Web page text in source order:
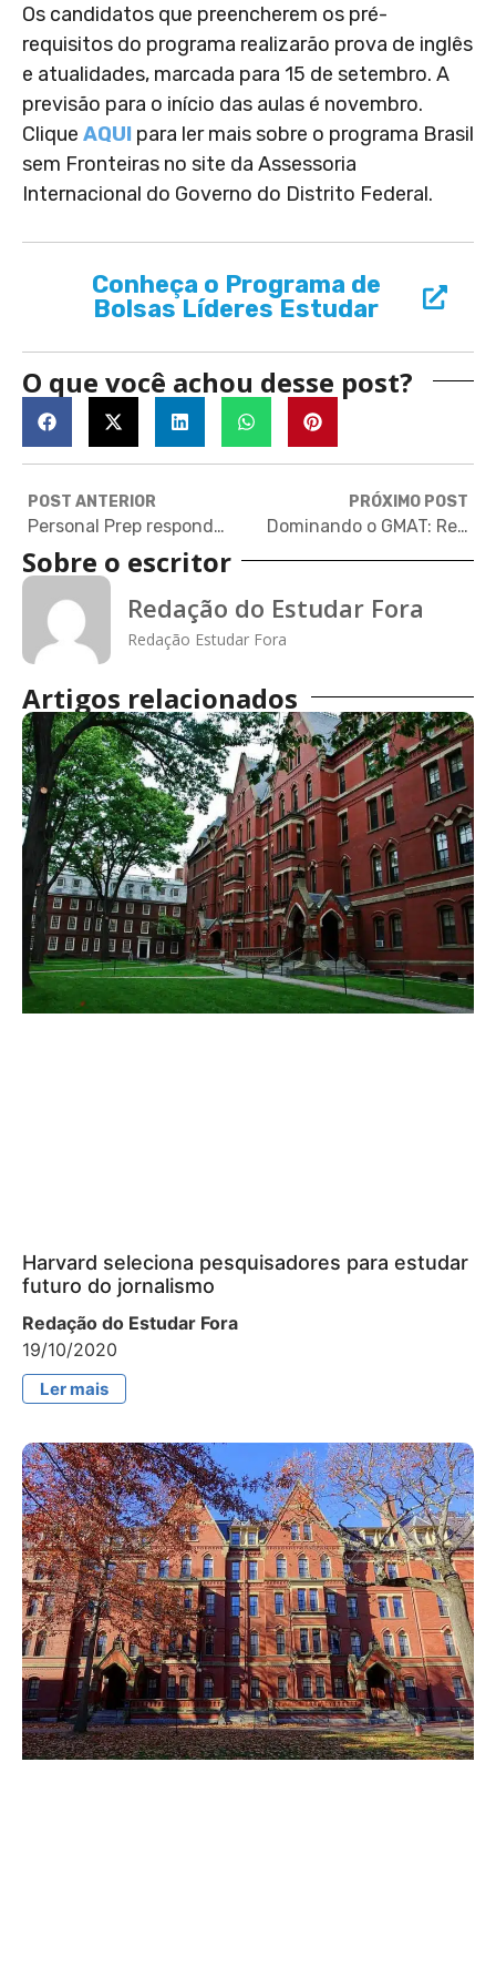
Os candidatos que preencherem os pré-
requisitos do programa realizarão prova de inglês
e atualidades, marcada para 15 de setembro. A
previsão para o início das aulas é novembro.
Clique AQUI para ler mais sobre o programa Brasil
sem Fronteiras no site da Assessoria
Internacional do Governo do Distrito Federal.
Conheça o Programa de
Bolsas Líderes Estudar
O que você achou desse post?
POST ANTERIOR
Personal Prep responde: Quanto custa o application?
PRÓXIMO POST
Dominando o GMAT: Redação Analítica e Raciocínio Integrado
Sobre o escritor
Redação do Estudar Fora
Redação Estudar Fora
Artigos relacionados
Harvard seleciona pesquisadores para estudar
futuro do jornalismo
Redação do Estudar Fora
19/10/2020
Ler mais